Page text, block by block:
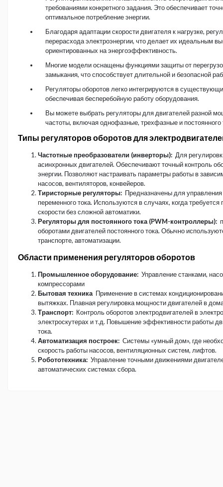
требованиями конкретного задания. Это обеспечивает
оптимальное потребление энергии.
Благодаря адаптации скорости двигателя к нагрузке,
перерасхода электроэнергии, что делает их идеальным
ориентированных на энергоэффективность.
Многие модели оснащены функциями защиты от
замыкания, что способствует длительной и безопасной
Регуляторы оборотов легко интегрируются в
обеспечивая бесперебойную работу оборудования.
Вы можете выбрать регуляторы для двигателей разной
частоты, включая однофазные, трехфазные и постоянного
Типы регуляторов оборотов для
Частотные преобразователи (инверторы): Для
асинхронных двигателей. Обеспечивают точный контроль
энергии. Позволяют настраивать параметры работы в
насосов, вентиляторов, конвейеров.
Тиристорные регуляторы: Предназначены для
переменного тока. Используются в случаях, когда требуется
скорости без сложной автоматики.
Регуляторы для постоянного тока (PWM-контроллеры):
оборотами двигателей постоянного тока. Обычно
транспорте, автоматизации.
Области применения регуляторов оборотов
Промышленное оборудование: Управление станками,
компрессорами
Бытовая техника Применение в системах
вытяжках. Плавная регулировка мощности двигателей в
Транспорт: Контроль оборотов электродвигателей в
электроскутерах и т.д. Повышение эффективности работы
тока.
Автоматизация построек: Системы «умный дом», где
скорость работы насосов, вентиляционных систем, лифтов.
Робототехника: Управление точными движениями
автоматических системах сбора.